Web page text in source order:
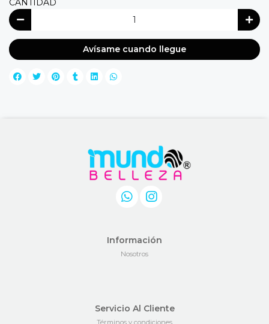
CANTIDAD
Avísame cuando llegue
Información
Nosotros
Servicio Al Cliente
Términos y condiciones